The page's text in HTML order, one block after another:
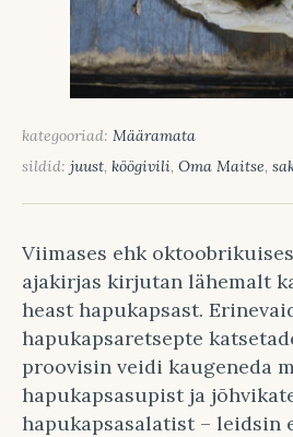
kategooriad: Määramata
sildid: juust, köögivili, Oma Maitse,
Viimases ehk
ajakirjas kirjutan lähemalt
heast hapukapsast.
hapukapsaretsepte
proovisin veidi kaugeneda
hapukapsasupist ja
hapukapsasalatist – leidsin